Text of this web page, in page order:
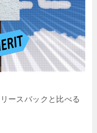
ースバックと比べる